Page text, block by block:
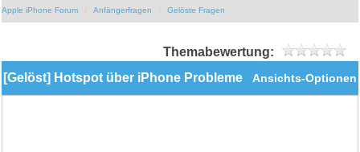
Apple iPhone Forum Anfängerfragen Gelöste Fragen
Themabewertung:
Ansichts-Optionen
[Gelöst] Hotspot über iPhone Probleme